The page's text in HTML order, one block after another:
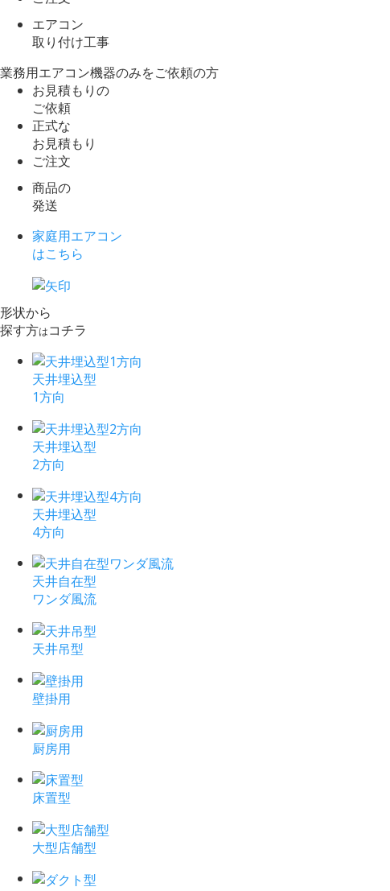
エアコン
取り付け工事
業務用エアコン機器のみをご依頼の方
お見積もりの
ご依頼
正式な
お見積もり
ご注文
商品の
発送
家庭用エアコン
はこちら
形状から
探す方はコチラ
天井埋込型
1方向
天井埋込型
2方向
天井埋込型
4方向
天井自在型
ワンダ風流
天井吊型
壁掛用
厨房用
床置型
大型店舗型